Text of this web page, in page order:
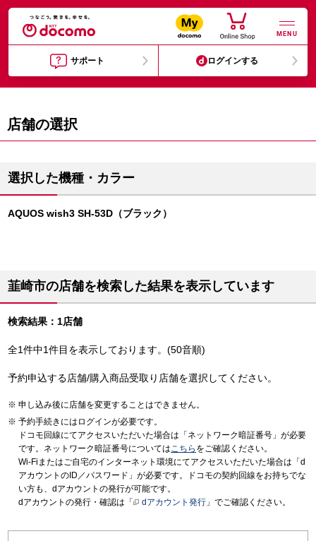
MENU
サポート ログインする
店舗の選択
選択した機種・カラー
AQUOS wish3 SH-53D（ブラック）
韮崎市の店舗を検索した結果を表示しています
検索結果：1店舗
全1件中1件目を表示しております。(50音順)
予約申込する店舗/購入商品受取り店舗を選択してください。
申し込み後に店舗を変更することはできません。
予約手続きにはログインが必要です。
ドコモ回線にてアクセスいただいた場合は「ネットワーク暗証番号」が必要
です。ネットワーク暗証番号についてはこちら をご確認ください。
Wi-Fiまたはご自宅のインターネット環境にてアクセスいただいた場合は「d
アカウントのID／パスワード」が必要です。ドコモの契約回線をお持ちでな
い方も、dアカウントの発行が可能です。
dアカウントの発行・確認は「
dアカウント発行 」でご確認ください。